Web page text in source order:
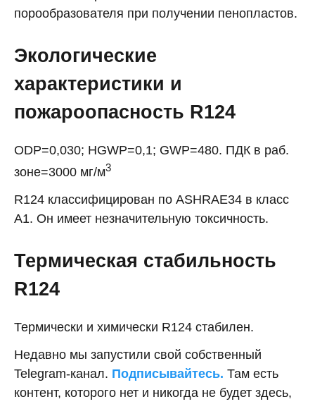
порообразователя при получении пенопластов.
Экологические
характеристики и
пожароопасность R124
ODP=0,030; HGWP=0,1; GWP=480. ПДК в раб.
зоне=3000 мг/м3
R124 классифицирован по ASHRAE34 в класс
A1. Он имеет незначительную токсичность.
Термическая стабильность
R124
Термически и химически R124 стабилен.
Недавно мы запустили свой собственный
Telegram-канал. Подписывайтесь. Там есть
контент, которого нет и никогда не будет здесь,